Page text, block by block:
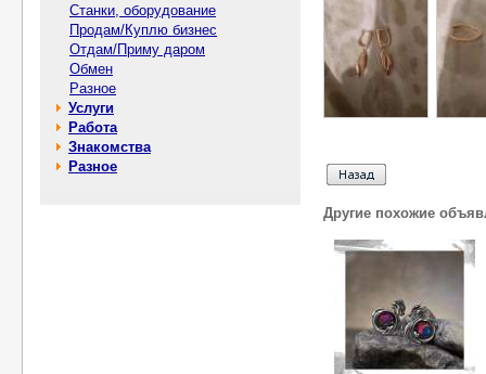
Станки, оборудование
Продам/Куплю бизнес
Отдам/Приму даром
Обмен
Разное
Услуги
Работа
Знакомства
Разное
Другие похожие